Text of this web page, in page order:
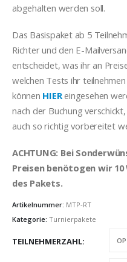
abgehalten werden soll.
Das Basispaket ab 5
Richter und den E-
entscheidet, was ihr an
welchen Tests ihr
können HIEReingesehen
nach der Buchung
auch so richtig vorbereitet
ACHTUNG: Bei
Preisen benötogen wir
des Pakets.
Artikelnummer: MTP-RT
Kategorie: Turnierpakete
TEILNEHMERZAHL